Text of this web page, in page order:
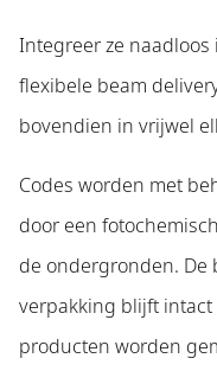
Integreer ze
flexibele beam
bovendien in vrijwel
Codes worden met
door een
de ondergronden. De
verpakking blijft
producten worden